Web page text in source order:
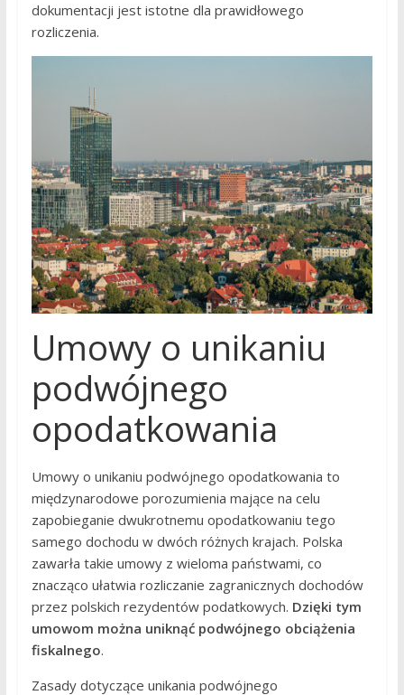
dokumentacji jest istotne dla prawidłowego
rozliczenia.
Umowy o unikaniu
podwójnego
opodatkowania
Umowy o unikaniu podwójnego opodatkowania to
międzynarodowe porozumienia mające na celu
zapobieganie dwukrotnemu opodatkowaniu tego
samego dochodu w dwóch różnych krajach. Polska
zawarła takie umowy z wieloma państwami, co
znacząco ułatwia rozliczanie zagranicznych dochodów
przez polskich rezydentów podatkowych. Dzięki tym
umowom można uniknąć podwójnego obciążenia
fiskalnego.
Zasady dotyczące unikania podwójnego